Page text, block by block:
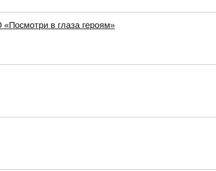
в глаза героям»